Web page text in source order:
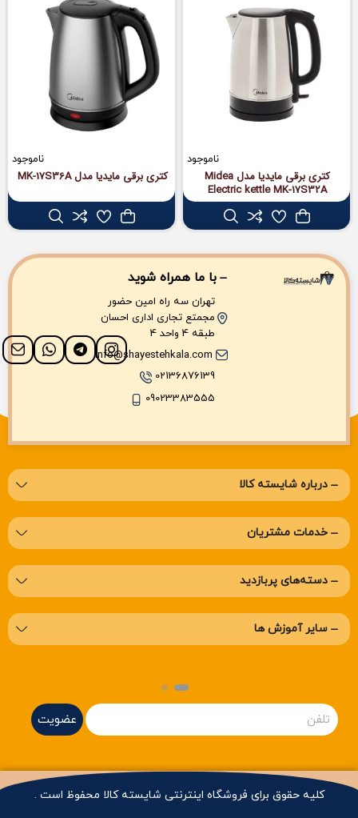
ناموجود
کتری برقی مایدیا مدل Midea
Electric kettle MK-17S32A
ناموجود
کتری برقی مایدیا مدل MK-17S36A
با ما همراه شوید
تهران سه راه امین حضور
مجمتع تجاری اداری احسان
طبقه 4 واحد 4
info@shayestehkala.com
02136876139
09023383555
درباره‌ شایسته کالا
خدمات مشتریان
دسته‌های پربازدید
سایر آموزش ها
عضویت
کلیه حقوق برای فروشگاه اینترنتی شایسته کالا محفوظ است .